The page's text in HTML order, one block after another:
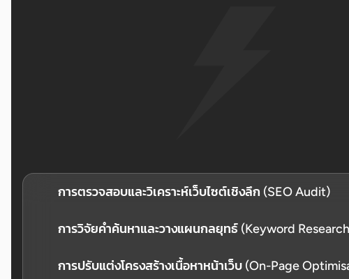
การตรวจสอบและวิเคราะห์เว็บไซต์เชิงลึก (SEO Audit)
วิเคราะห์โครงสร้างเว็บไซต์อย่างละเอียดเพื่อค้นหาปัญหาทางเทคนิ
Issues) และจุดที่ขัดขวางการจัดอันดับ ส่งมอบรายงานที่เข้าใจง่า
การวิจัยคำค้นหาและวางแผนกลยุทธ์ (Keyword
เฟ้นหา High-Intent Keywords ที่ลูกค้าของคุณใช้จริง พร้อมวางแ
แข่งเพื่อเพิ่มโอกาสเข้าถึงกลุ่มเป้าหมายคุณภาพสูง
การปรับแต่งโครงสร้างเนื้อหาหน้าเว็บ (On-Page